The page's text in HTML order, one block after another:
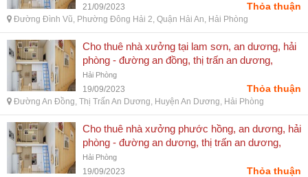
21/09/2023 Thỏa thuận
Đường Đình Vũ, Phường Đông Hải 2, Quận Hải An, Hải Phòng
Cho thuê nhà xưởng tại lam sơn, an dương, hải
phòng - đường an đồng, thị trấn an dương,
huyện an dương, hải phòng
Hải Phòng
19/09/2023 Thỏa thuận
Đường An Đồng, Thị Trấn An Dương, Huyện An Dương, Hải Phòng
Cho thuê nhà xưởng phước hồng, an dương, hải
phòng - đường an dương, thị trấn an dương,
huyện an dương, hải phòng
Hải Phòng
19/09/2023 Thỏa thuận